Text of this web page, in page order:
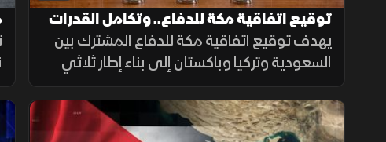
توقيع اتفاقية مكة للدفاع.. وتكامل القدرات
العسكرية بالسعودية
يهدف توقيع اتفاقية مكة للدفاع المشترك بين
السعودية وتركيا وباكستان إلى بناء إطار ثلاثي
يعزز الجاهزية والتكامل العسكري، ويرفع التنسيق
الأمني لحماية استقرار المنطقة ومواجهة
التحديات.